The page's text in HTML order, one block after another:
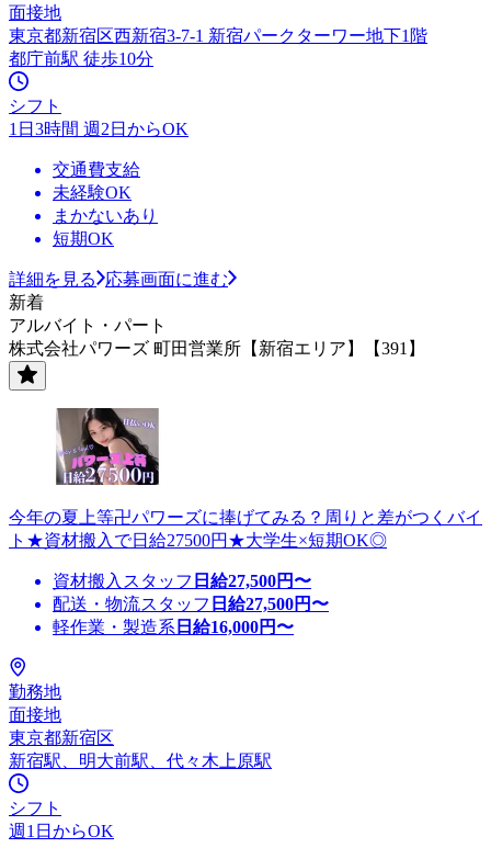
面接地
東京都新宿区西新宿3-7-1 新宿パークターワー地下1階
都庁前駅 徒歩10分
シフト
1日3時間 週2日からOK
交通費支給
未経験OK
まかないあり
短期OK
詳細を見る
応募画面に進む
新着
アルバイト・パート
株式会社パワーズ 町田営業所【新宿エリア】【391】
今年の夏上等卍パワーズに捧げてみる？周りと差がつくバイ
ト★資材搬入で日給27500円★大学生×短期OK◎
資材搬入スタッフ 日給27,500円〜
配送・物流スタッフ 日給27,500円〜
軽作業・製造系 日給16,000円〜
勤務地
面接地
東京都新宿区
新宿駅、明大前駅、代々木上原駅
シフト
週1日からOK